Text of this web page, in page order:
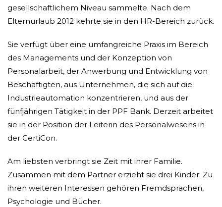
gesellschaftlichem Niveau sammelte. Nach dem
Elternurlaub 2012 kehrte sie in den HR-Bereich zurück.
Sie verfügt über eine umfangreiche Praxis im Bereich
des Managements und der Konzeption von
Personalarbeit, der Anwerbung und Entwicklung von
Beschäftigten, aus Unternehmen, die sich auf die
Industrieautomation konzentrieren, und aus der
fünfjährigen Tätigkeit in der PPF Bank. Derzeit arbeitet
sie in der Position der Leiterin des Personalwesens in
der CertiCon.
Am liebsten verbringt sie Zeit mit ihrer Familie.
Zusammen mit dem Partner erzieht sie drei Kinder. Zu
ihren weiteren Interessen gehören Fremdsprachen,
Psychologie und Bücher.